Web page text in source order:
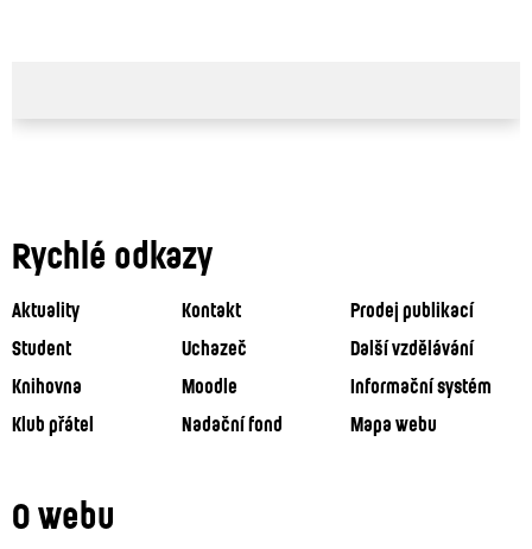
Rychlé odkazy
Aktuality Kontakt
Prodej publikací
Student
Uchazeč
Další vzdělávání
Knihovna
Moodle
Informační systém
Klub přátel
Nadační fond Mapa webu
O webu